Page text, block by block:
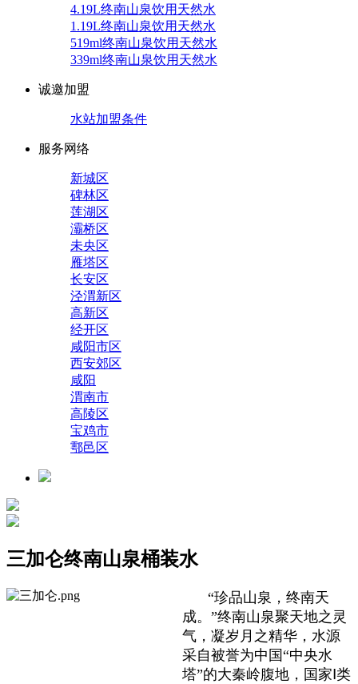
4.19L终南山泉饮用天然水
1.19L终南山泉饮用天然水
519ml终南山泉饮用天然水
339ml终南山泉饮用天然水
诚邀加盟
水站加盟条件
服务网络
新城区
碑林区
莲湖区
灞桥区
未央区
雁塔区
长安区
泾渭新区
高新区
经开区
咸阳市区
西安郊区
咸阳
渭南市
高陵区
宝鸡市
鄠邑区
三加仑终南山泉桶装水
“珍品山泉，终南天
成。”终南山泉聚天地之灵
气，凝岁月之精华，水源
采自被誉为中国“中央水
塔”的大秦岭腹地，国家Ⅰ类